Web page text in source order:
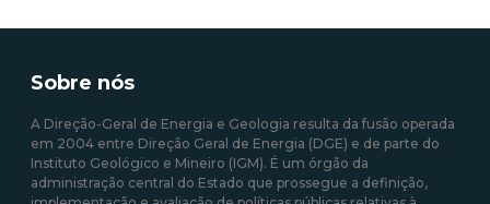
Sobre nós
A Direção-Geral de Energia e Geologia resulta da fusão operada
em 2004 entre Direção Geral de Energia (DGE) e de parte do
Instituto Geológico e Mineiro (IGM). É um órgão da
administração central do Estado que prossegue a definição,